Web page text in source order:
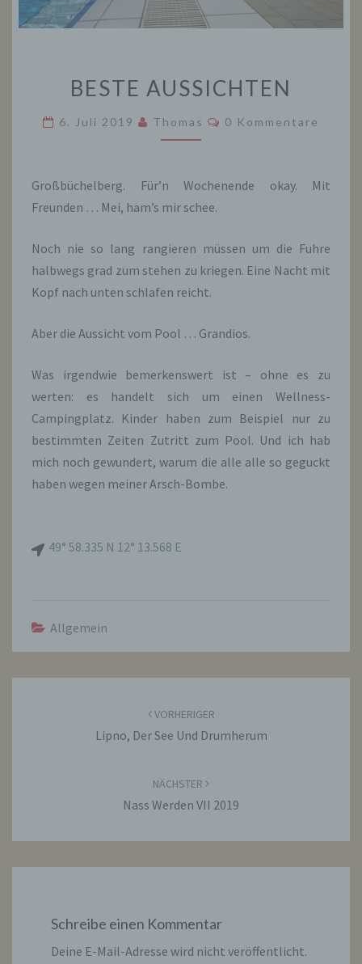
AUSSICHTEN
BESTE AUSSICHTEN
6. Juli 2019 Thomas Kommentare
0 Kommentare
Großbüchelberg. Für’n Wochenende okay. Mit
Freunden … Mei, ham’s mir schee.
Noch nie so lang rangieren müssen um die Fuhre
halbwegs grad zum stehen zu kriegen. Eine Nacht mit
Kopf nach unten schlafen reicht.
Aber die Aussicht vom Pool … Grandios.
Was irgendwie bemerkenswert ist – ohne es zu
werten: es handelt sich um einen Wellness-
Campingplatz. Kinder haben zum Beispiel nur zu
bestimmten Zeiten Zutritt zum Pool. Und ich hab
mich noch gewundert, warum die alle alle so geguckt
haben wegen meiner Arsch-Bombe.
49° 58.335 N 12° 13.568 E
Allgemein
VORHERIGER
Lipno, Der See Und Drumherum
NÄCHSTER
Nass Werden VII 2019
Schreibe einen Kommentar
Deine E-Mail-Adresse wird nicht veröffentlicht.